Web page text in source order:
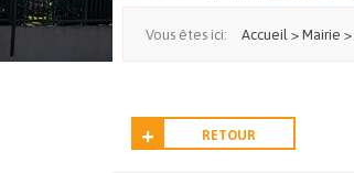
Vous êtes ici: Accueil > Mairie >
RETOUR